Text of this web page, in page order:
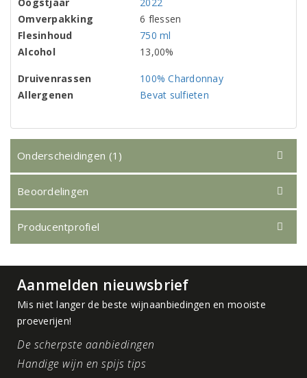
Omverpakking
6 flessen
Flesinhoud
750 ml
Alcohol
13,00%
Druivenrassen
100% Chardonnay
Allergenen
Bevat sulfieten
Onderscheidingen (1)
Beoordelingen
Producentprofiel
Aanmelden nieuwsbrief
Mis niet langer de beste wijnaanbiedingen en mooiste
proeverijen!
De scherpste aanbiedingen
Handige wijn en spijs tips